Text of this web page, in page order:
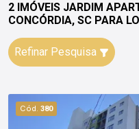
2 IMÓVEIS JARDIM
CONCÓRDIA, SC PARA
Refinar Pesquisa
Cód. 380